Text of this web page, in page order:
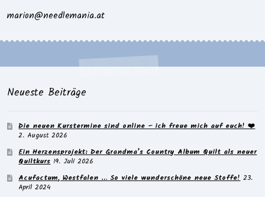
marion@needlemania.at
Neueste Beiträge
Die neuen Kurstermine sind online – ich freue mich auf euch! ❤️
2. August 2026
Ein Herzensprojekt: Der Grandma’s Country Album Quilt als neuer
Quiltkurs 19. Juli 2026
Acufactum, Westfalen … So viele wunderschöne neue Stoffe! 23.
April 2024